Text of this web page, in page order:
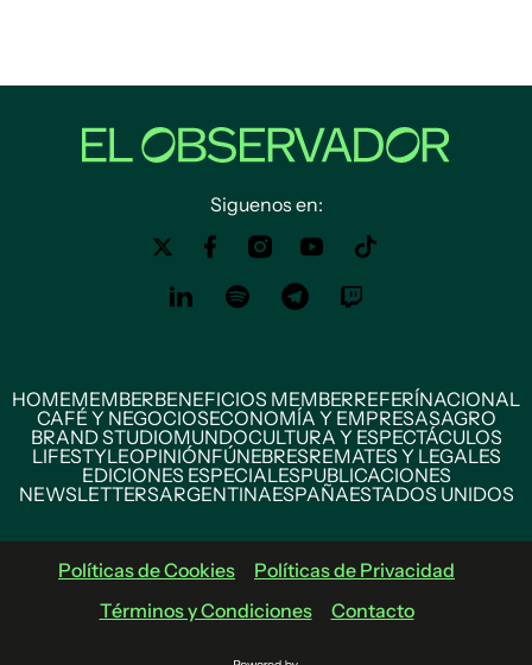
Siguenos en:
HOMEMEMBERBENEFICIOS MEMBERREFERÍNACIONAL
CAFÉ Y NEGOCIOSECONOMÍA Y EMPRESASAGRO
BRAND STUDIOMUNDOCULTURA Y ESPECTÁCULOS
LIFESTYLEOPINIÓNFÚNEBRESREMATES Y LEGALES
EDICIONES ESPECIALESPUBLICACIONES
NEWSLETTERSARGENTINAESPAÑAESTADOS UNIDOS
Políticas de Cookies
Políticas de Privacidad
Términos y Condiciones
Contacto